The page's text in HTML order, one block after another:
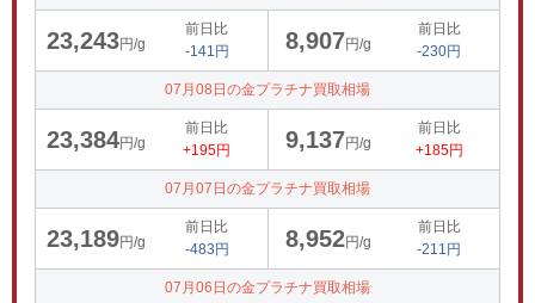
23,243円/g
前日比
-141円
8,907円/g
前日比
-230円
07月08日の金プラチナ買取相場
23,384円/g
前日比
+195円
9,137円/g
前日比
+185円
07月07日の金プラチナ買取相場
23,189円/g
前日比
-483円
8,952円/g
前日比
-211円
07月06日の金プラチナ買取相場